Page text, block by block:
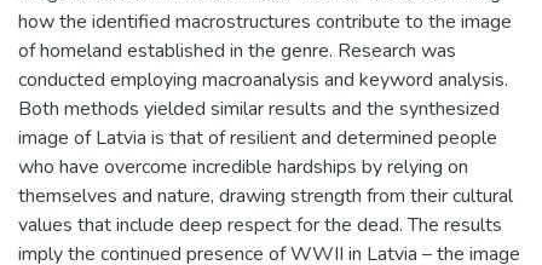
how the identified macrostructures contribute to the image
of homeland established in the genre. Research was
conducted employing macroanalysis and keyword analysis.
Both methods yielded similar results and the synthesized
image of Latvia is that of resilient and determined people
who have overcome incredible hardships by relying on
themselves and nature, drawing strength from their cultural
values that include deep respect for the dead. The results
imply the continued presence of WWII in Latvia – the image